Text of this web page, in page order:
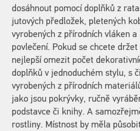
dosáhnout pomocí doplňků z
jutových předložek, pletených
vyrobených z přírodních vláken
povlečení. Pokud se chcete
nejlepší omezit počet
doplňků v jednoduchém stylu, s
vyrobených z přírodních
jako jsou pokrývky, ručně
podstavce či knihy. A
rostliny. Místnost by měla